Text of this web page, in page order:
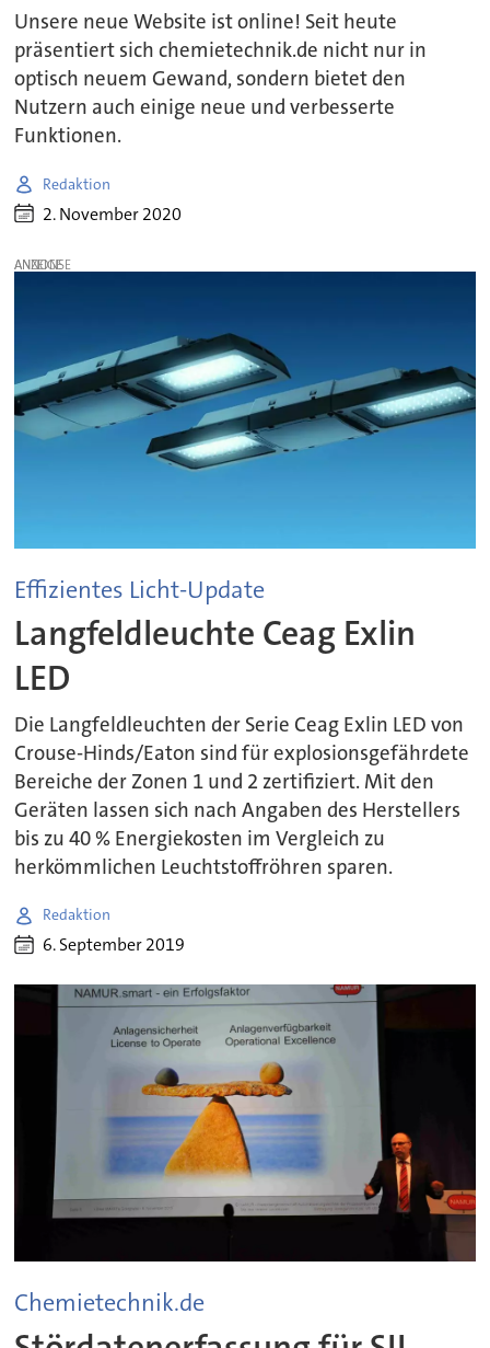
Unsere neue Website ist online! Seit heute
präsentiert sich chemietechnik.de nicht nur in
optisch neuem Gewand, sondern bietet den
Nutzern auch einige neue und verbesserte
Funktionen.
Redaktion
2. November 2020
ANZEIGE
Effizientes Licht-Update
Langfeldleuchte Ceag Exlin
LED
Die Langfeldleuchten der Serie Ceag Exlin LED von
Crouse-Hinds/Eaton sind für explosionsgefährdete
Bereiche der Zonen 1 und 2 zertifiziert. Mit den
Geräten lassen sich nach Angaben des Herstellers
bis zu 40 % Energiekosten im Vergleich zu
herkömmlichen Leuchtstoffröhren sparen.
Redaktion
6. September 2019
Chemietechnik.de